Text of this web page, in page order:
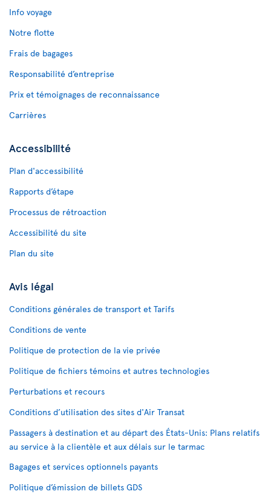
Info voyage
Notre flotte
Frais de bagages
Responsabilité d’entreprise
Prix et témoignages de reconnaissance
Carrières
Accessibilité
Plan d'accessibilité
Rapports d’étape
Processus de rétroaction
Accessibilité du site
Plan du site
Avis légal
Conditions générales de transport et Tarifs
Conditions de vente
Politique de protection de la vie privée
Politique de fichiers témoins et autres technologies
Perturbations et recours
Conditions d’utilisation des sites d'Air Transat
Passagers à destination et au départ des États-Unis: Plans relatifs
au service à la clientèle et aux délais sur le tarmac
Bagages et services optionnels payants
Politique d’émission de billets GDS